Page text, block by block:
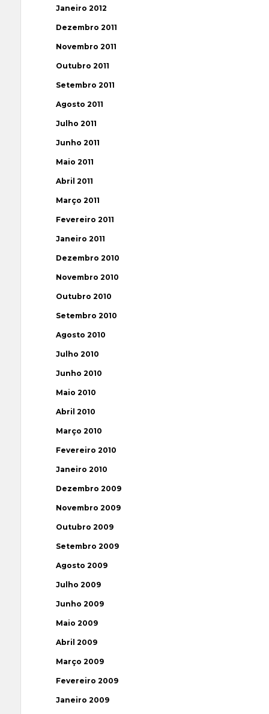
Janeiro 2012
Dezembro 2011
Novembro 2011
Outubro 2011
Setembro 2011
Agosto 2011
Julho 2011
Junho 2011
Maio 2011
Abril 2011
Março 2011
Fevereiro 2011
Janeiro 2011
Dezembro 2010
Novembro 2010
Outubro 2010
Setembro 2010
Agosto 2010
Julho 2010
Junho 2010
Maio 2010
Abril 2010
Março 2010
Fevereiro 2010
Janeiro 2010
Dezembro 2009
Novembro 2009
Outubro 2009
Setembro 2009
Agosto 2009
Julho 2009
Junho 2009
Maio 2009
Abril 2009
Março 2009
Fevereiro 2009
Janeiro 2009